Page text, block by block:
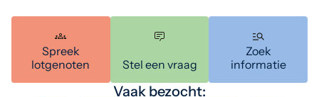
Spreek
lotgenoten
Stel een vraag
Zoek
informatie
Vaak bezocht: